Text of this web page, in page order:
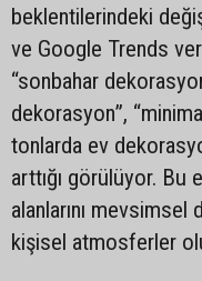
beklentilerindeki
ve Google Trends
“sonbahar
dekorasyon”,
tonlarda ev
arttığı görülüyor. Bu
alanlarını
kişisel atmosferler